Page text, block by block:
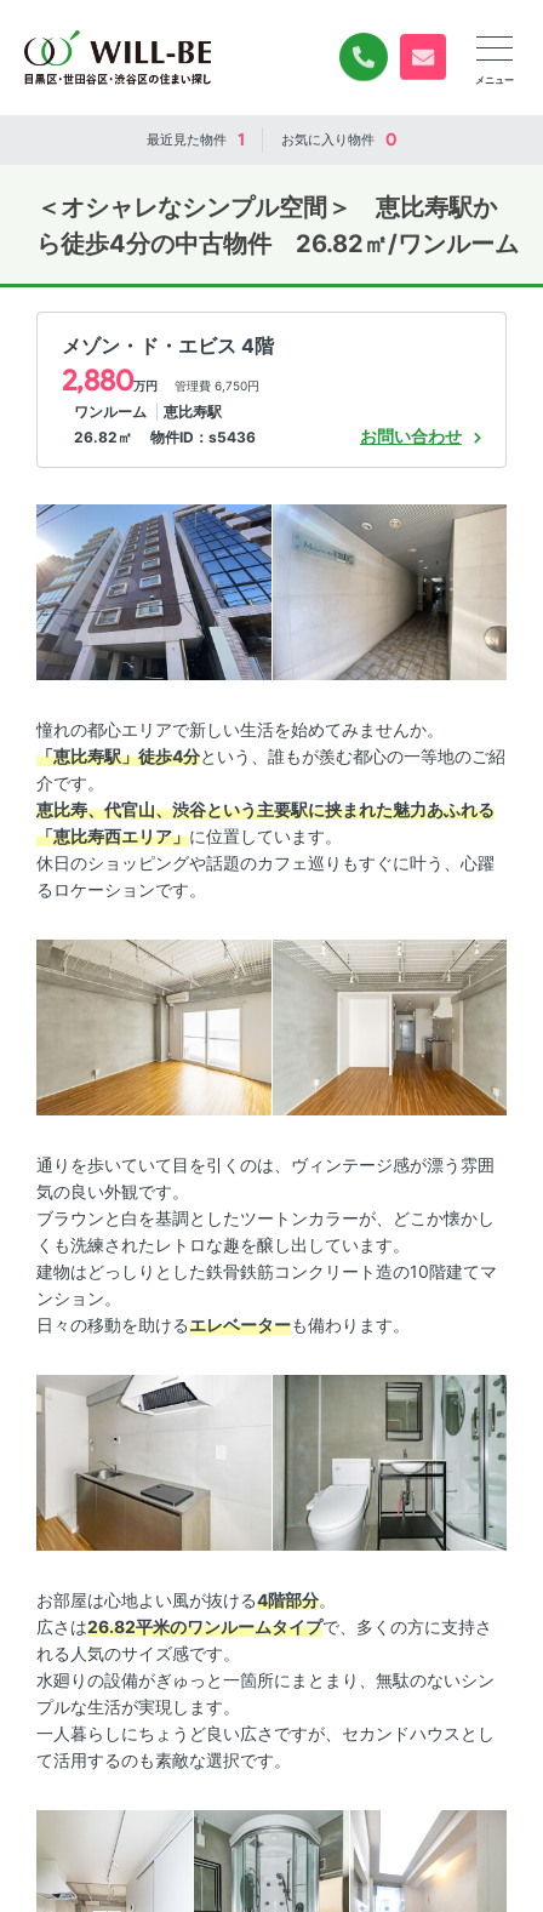
0120-840-834
無料お問い合
最近見た物件 1 お気に入り物件 0
＜オシャレなシンプル空間＞ 恵比寿駅か
ら徒歩4分の中古物件 26.82㎡/ワンルーム
メゾン・ド・エビス 4階
2,880万円 管理費 6,750円
ワンルーム
恵比寿駅
26.82㎡ 物件ID：s5436
お問い合わせ
憧れの都心エリアで新しい生活を始めてみませんか。
「恵比寿駅」徒歩4分という、誰もが羨む都心の一等地のご紹
介です。
恵比寿、代官山、渋谷という主要駅に挟まれた魅力あふれる
「恵比寿西エリア」に位置しています。
休日のショッピングや話題のカフェ巡りもすぐに叶う、心躍
るロケーションです。
通りを歩いていて目を引くのは、ヴィンテージ感が漂う雰囲
気の良い外観です。
ブラウンと白を基調としたツートンカラーが、どこか懐かし
くも洗練されたレトロな趣を醸し出しています。
建物はどっしりとした鉄骨鉄筋コンクリート造の10階建てマ
ンション。
日々の移動を助けるエレベーターも備わります。
お部屋は心地よい風が抜ける4階部分。
広さは26.82平米のワンルームタイプで、多くの方に支持さ
れる人気のサイズ感です。
水廻りの設備がぎゅっと一箇所にまとまり、無駄のないシン
プルな生活が実現します。
一人暮らしにちょうど良い広さですが、セカンドハウスとし
て活用するのも素敵な選択です。